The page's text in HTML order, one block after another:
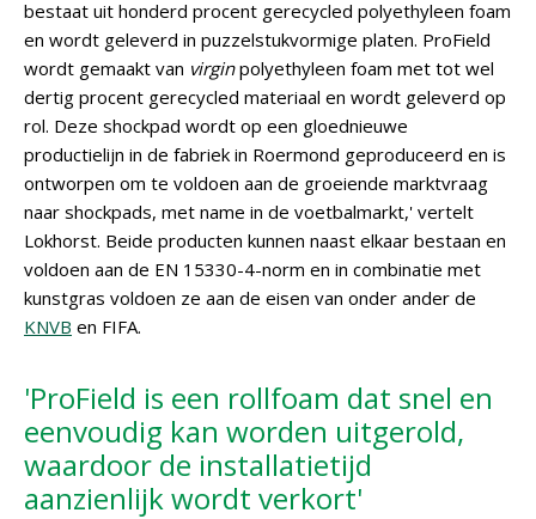
bestaat uit honderd procent gerecycled polyethyleen foam
en wordt geleverd in puzzelstukvormige platen. ProField
wordt gemaakt van virginpolyethyleen foam met tot wel
dertig procent gerecycled materiaal en wordt geleverd op
rol. Deze shockpad wordt op een gloednieuwe
productielijn in de fabriek in Roermond geproduceerd en is
ontworpen om te voldoen aan de groeiende marktvraag
naar shockpads, met name in de voetbalmarkt,' vertelt
Lokhorst. Beide producten kunnen naast elkaar bestaan en
voldoen aan de EN 15330-4-norm en in combinatie met
kunstgras voldoen ze aan de eisen van onder ander de
KNVB en FIFA.
'ProField is een rollfoam dat snel en
eenvoudig kan worden uitgerold,
waardoor de installatietijd
aanzienlijk wordt verkort'